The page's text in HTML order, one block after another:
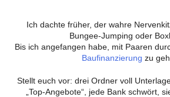
Ich dachte früher, der wahre
Bungee-Jumping oder
Bis ich angefangen habe, mit Paaren
Baufinanzierung zu
Stellt euch vor: drei Ordner voll
„Top-Angebote“, jede Bank schwört,